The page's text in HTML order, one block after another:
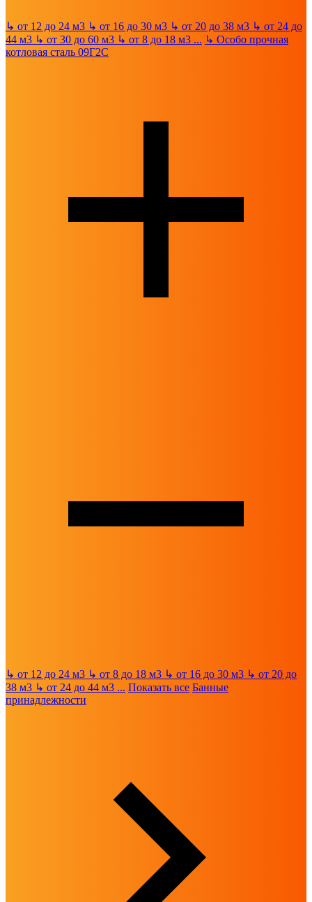
↳ от 12 до 24 м3 ↳ от 16 до 30 м3 ↳ от 20 до 38 м3 ↳ от 24 до
44 м3 ↳ от 30 до 60 м3 ↳ от 8 до 18 м3 ... ↳ Особо прочная
котловая сталь 09Г2С
↳ от 12 до 24 м3 ↳ от 8 до 18 м3 ↳ от 16 до 30 м3 ↳ от 20 до
38 м3 ↳ от 24 до 44 м3 ... Показать все Банные
принадлежности